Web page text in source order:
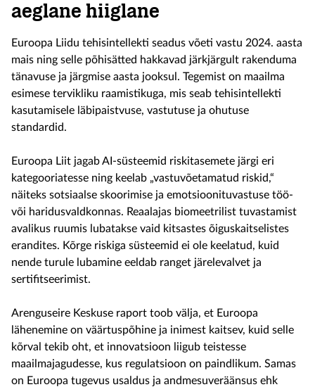
aeglane hiiglane
Euroopa Liidu tehisintellekti seadus võeti vastu 2024. aasta
mais ning selle põhisätted hakkavad järkjärgult rakenduma
tänavuse ja järgmise aasta jooksul. Tegemist on maailma
esimese tervikliku raamistikuga, mis seab tehisintellekti
kasutamisele läbipaistvuse, vastutuse ja ohutuse
standardid.
Euroopa Liit jagab AI-süsteemid riskitasemete järgi eri
kategooriatesse ning keelab „vastuvõetamatud riskid,“
näiteks sotsiaalse skoorimise ja emotsioonituvastuse töö-
või haridusvaldkonnas. Reaalajas biomeetrilist tuvastamist
avalikus ruumis lubatakse vaid kitsastes õiguskaitselistes
erandites. Kõrge riskiga süsteemid ei ole keelatud, kuid
nende turule lubamine eeldab ranget järelevalvet ja
sertifitseerimist.
Arenguseire Keskuse raport toob välja, et Euroopa
lähenemine on väärtuspõhine ja inimest kaitsev, kuid selle
kõrval tekib oht, et innovatsioon liigub teistesse
maailmajagudesse, kus regulatsioon on paindlikum. Samas
on Euroopa tugevus usaldus ja andmesuveräänsus ehk